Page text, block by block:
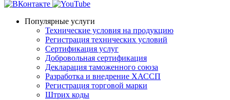
Популярные услуги
Технические условия на продукцию
Регистрация технических условий
Сертификация услуг
Добровольная сертификация
Декларация таможенного союза
Разработка и внедрение ХАССП
Регистрация торговой марки
Штрих коды